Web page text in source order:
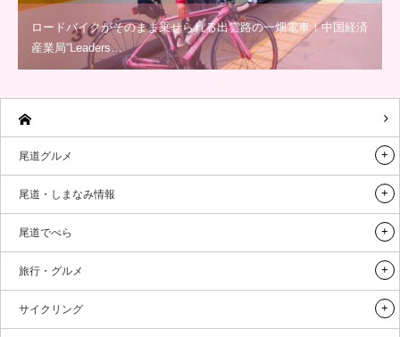
ロードバイクがそのまま乗せられる出雲路の一畑電車！中国経済
産業局“Leaders…
尾道グルメ
尾道・しまなみ情報
尾道でべら
旅行・グルメ
サイクリング